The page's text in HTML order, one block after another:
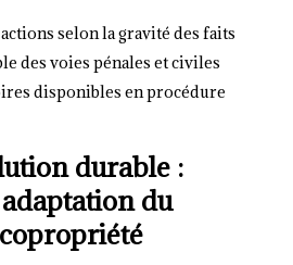
selon la gravité des faits
des voies pénales et civiles
disponibles en procédure
durable :
du